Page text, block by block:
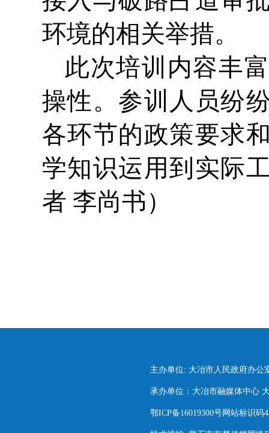
环境的相关举措。
此次培训内容丰
操性。参训人员纷
各环节的政策要求
学知识运用到实际
者 李尚书）
主办单位: 大冶市人民政府办公
承办单位：大冶市融媒体中心
鄂ICP备16019300号网站标识码